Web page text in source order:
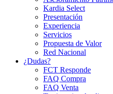
Kardia Select
Presentación
Experiencia
Servicios
Propuesta de Valor
Red Nacional
¿Dudas?
FCT Responde
FAQ Compra
FAQ Venta